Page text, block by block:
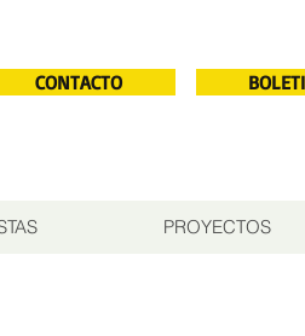
CONTACTO
PROYECTOS